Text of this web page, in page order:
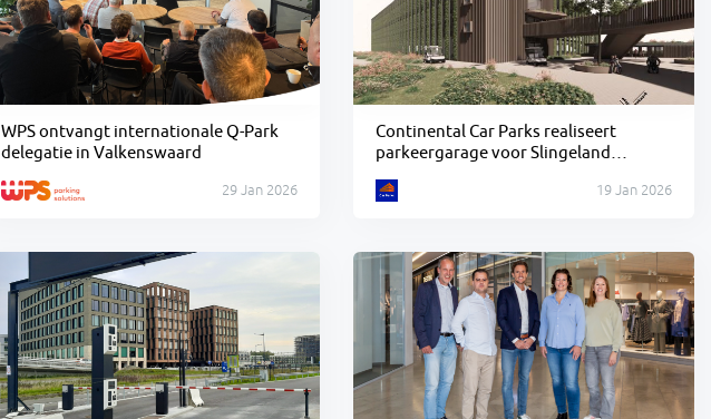
WPS ontvangt internationale Q-Park
delegatie in Valkenswaard
29 Jan 2026
Continental Car Parks realiseert
parkeergarage voor Slingeland
19 Jan 2026